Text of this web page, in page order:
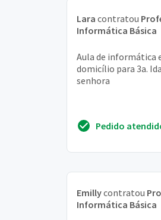
Lara contratou
Informática Básica
Aula de informática
domicílio para 3a.
senhora
Pedido
Emillycontratou
Informática Básica